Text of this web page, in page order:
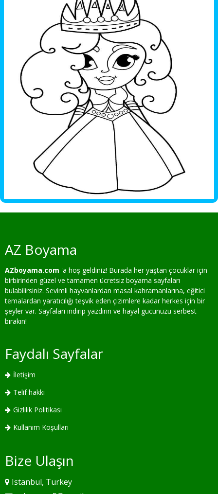
AZ Boyama
AZboyama.com 'a hoş geldiniz! Burada her yaştan çocuklar için
birbirinden güzel ve tamamen ücretsiz boyama sayfaları
bulabilirsiniz. Sevimli hayvanlardan masal kahramanlarına, eğitici
temalardan yaratıcılığı teşvik eden çizimlere kadar herkes için bir
şeyler var. Sayfaları indirip yazdırın ve hayal gücünüzü serbest
bırakın!
Faydalı Sayfalar
İletişim
Telif hakkı
Gizlilik Politikası
Kullanım Koşulları
Bize Ulaşın
Istanbul, Turkey